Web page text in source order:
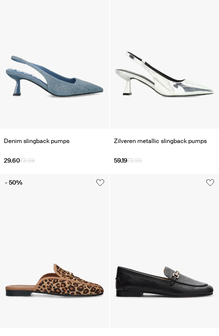
Denim slingback pumps
73.98
29.60
Zilveren metallic slingback pumps
73.99
59.19
- 50%